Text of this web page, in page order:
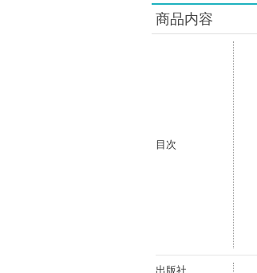
商品内容
目次
出版社